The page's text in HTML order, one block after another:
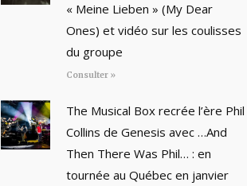
« Meine Lieben » (My Dear
Ones) et vidéo sur les coulisses
du groupe
Consulter »
The Musical Box recrée l’ère Phil
Collins de Genesis avec …And
Then There Was Phil… : en
tournée au Québec en janvier